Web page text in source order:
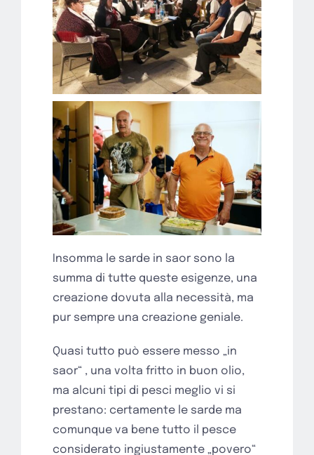
Insomma le sarde in saor sono la
summa di tutte queste esigenze, una
creazione dovuta alla necessità, ma
pur sempre una creazione geniale.
Quasi tutto può essere messo „in
saor“ , una volta fritto in buon olio,
ma alcuni tipi di pesci meglio vi si
prestano: certamente le sarde ma
comunque va bene tutto il pesce
considerato ingiustamente „povero“